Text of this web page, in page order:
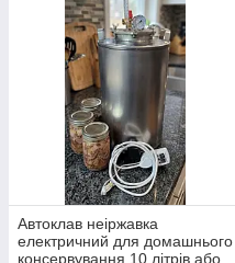
Автоклав неіржавка
електричний для домашнього
консервування 10 літрів або